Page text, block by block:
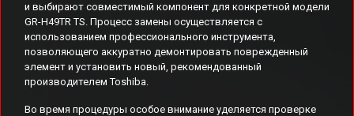
и выбирают совместимый компонент для конкретной модели
GR-H49TR TS. Процесс замены осуществляется с
использованием профессионального инструмента,
позволяющего аккуратно демонтировать поврежденный
элемент и установить новый, рекомендованный
производителем Toshiba.
Во время процедуры особое внимание уделяется проверке